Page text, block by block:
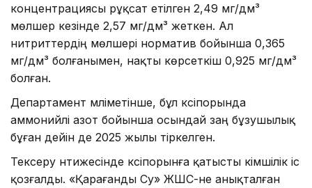
концентрациясы рұқсат етілген 2,49 мг/дм³
мөлшер кезінде 2,57 мг/дм³ жеткен. Ал
нитриттердің мөлшері норматив бойынша 0,365
мг/дм³ болғанымен, нақты көрсеткіш 0,925 мг/дм³
болған.
Департамент мәліметінше, бұл кәсіпорында
аммонийлі азот бойынша осындай заң бұзушылық
бұған дейін де 2025 жылы тіркелген.
Тексеру нәтижесінде кәсіпорынға қатысты әкімшілік іс
қозғалды. «Қарағанды Су» ЖШС-не анықталған